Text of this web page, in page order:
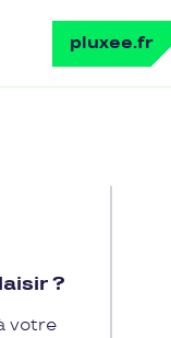
pluxee.fr
?
votre